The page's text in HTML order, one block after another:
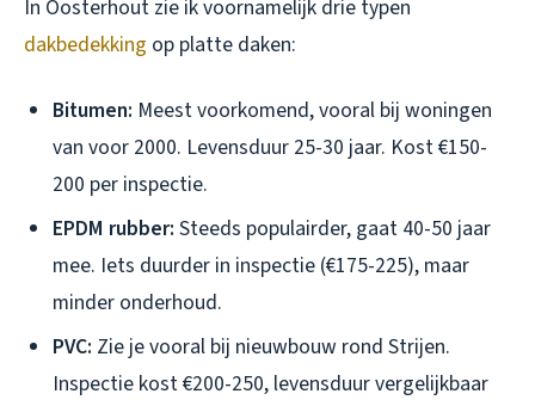
In Oosterhout zie ik voornamelijk drie typen
dakbedekking op platte daken:
Bitumen: Meest voorkomend, vooral bij woningen
van voor 2000. Levensduur 25-30 jaar. Kost €150-
200 per inspectie.
EPDM rubber: Steeds populairder, gaat 40-50 jaar
mee. Iets duurder in inspectie (€175-225), maar
minder onderhoud.
PVC: Zie je vooral bij nieuwbouw rond Strijen.
Inspectie kost €200-250, levensduur vergelijkbaar